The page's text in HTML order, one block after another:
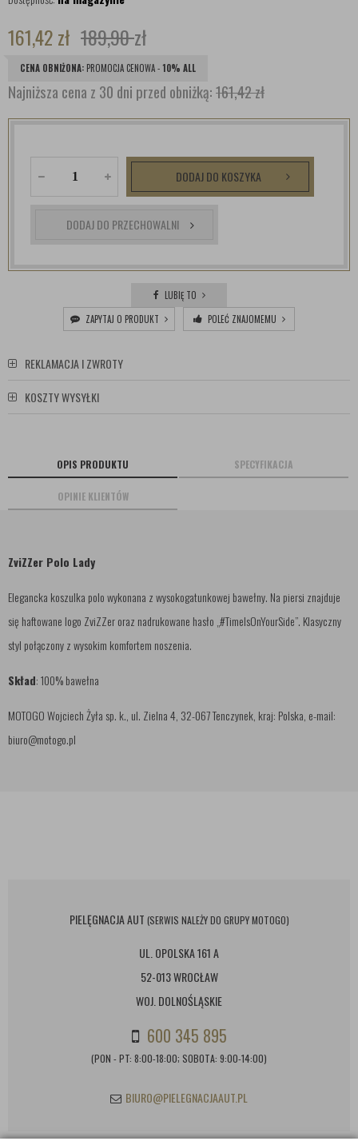
161,42zł 189,90zł
CENA OBNIŻONA: PROMOCJA CENOWA -10% ALL
Najniższa cena z 30 dni przed obniżką:161,42 zł
DODAJ DO KOSZYKA
DODAJ DO PRZECHOWALNI
LUBIĘ TO
ZAPYTAJ O PRODUKT
POLEĆ ZNAJOMEMU
REKLAMACJA I ZWROTY
KOSZTY WYSYŁKI
OPIS PRODUKTU SPECYFIKACJA
OPINIE KLIENTÓW
ZviZZer Polo Lady
Elegancka koszulka polo wykonana z wysokogatunkowej bawełny. Na piersi znajduje
się haftowane logo ZviZZer oraz nadrukowane hasło „#TimeIsOnYourSide”. Klasyczny
styl połączony z wysokim komfortem noszenia.
Skład: 100% bawełna
MOTOGO Wojciech Żyła sp. k., ul. Zielna 4, 32-067 Tenczynek, kraj: Polska, e-mail:
biuro@motogo.pl
PIELĘGNACJA AUT (SERWIS NALEŻY DO GRUPY MOTOGO)
UL. OPOLSKA 161 A
52-013 WROCŁAW
WOJ. DOLNOŚLĄSKIE
600 345 895
(PON - PT: 8:00-18:00; SOBOTA: 9:00-14:00)
BIURO@PIELEGNACJAAUT.PL